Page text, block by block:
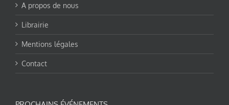
A propos de nous
Librairie
Mentions légales
Contact